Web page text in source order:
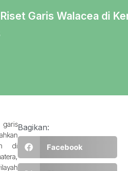
Garis Walacea di
di
Bagikan:
Facebook